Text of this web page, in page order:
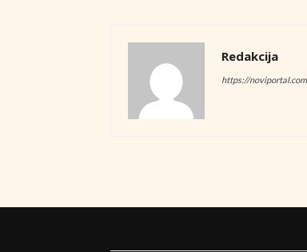
Redakcija
https://